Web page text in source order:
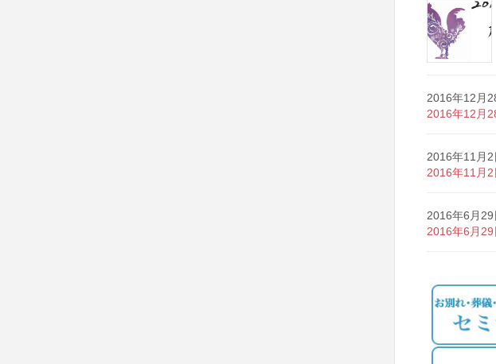
2016年12月
2016年12月
2016年11月
2016年11月2
2016年6月
2016年6月29